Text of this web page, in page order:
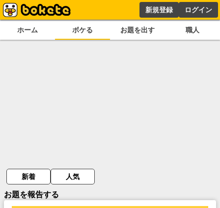
新規登録 ログイン
ホーム ボケる お題を出す 職人
新着 人気
お題を報告する